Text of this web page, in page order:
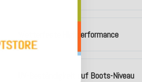
Wetterfeste Highperformance
UV-Beständigkeit auf Boots-Niveau